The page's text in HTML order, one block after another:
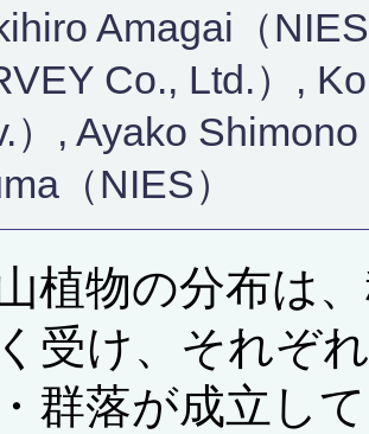
Amagai（
Co., Ltd.）,
）, Ayako
（NIES）
植物の分布は
受け、それぞ
群落が成立し